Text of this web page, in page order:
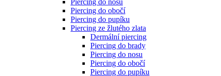
Piercing do nosu
Piercing do obočí
Piercing do pupíku
Piercing ze žlutého zlata
Dermální piercing
Piercing do brady
Piercing do nosu
Piercing do obočí
Piercing do pupíku